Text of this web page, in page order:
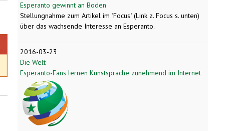
Esperanto gewinnt an Boden
Stellungnahme zum Artikel im "Focus" (Link z. Focus s. unten)
über das wachsende Interesse an Esperanto.
2016-03-23
Die Welt
Esperanto-Fans lernen Kunstsprache zunehmend im Internet